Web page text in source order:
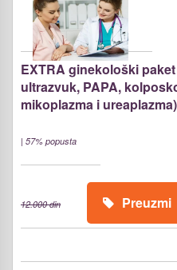
EXTRA ginekološki
ultrazvuk, PAPA,
mikoplazma i ureaplazma)
| 57% popusta
12.000 din Preuzmi